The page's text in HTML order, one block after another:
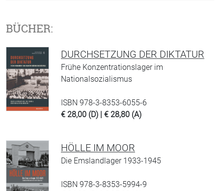
BÜCHER:
DURCHSETZUNG DER DIKTATUR
Frühe Konzentrationslager im
Nationalsozialismus
ISBN 978-3-8353-6055-6
€ 28,00 (D) | € 28,80 (A)
HÖLLE IM MOOR
Die Emslandlager 1933-1945
ISBN 978-3-8353-5994-9